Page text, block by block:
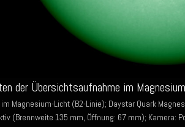
der Übersichtsaufnahme im
Magnesium-Licht (B2-Linie); Daystar Quark
(Brennweite 135 mm, Öffnung: 67 mm); Kamera: